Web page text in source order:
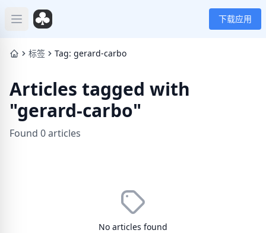
Open main menu 下载应用
标签 Tag: gerard-carbo
Articles tagged with
"gerard-carbo"
Found 0 articles
No articles found